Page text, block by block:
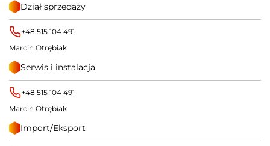
Dział sprzedaży
+48 515 104 491
Marcin Otrębiak
Serwis i instalacja
+48 515 104 491
Marcin Otrębiak
Import/Eksport